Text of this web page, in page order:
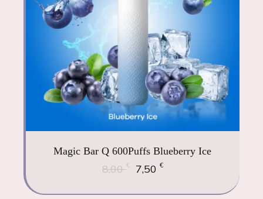
Magic Bar Q 600Puffs Blueberry Ice
8,00€ 7,50 €